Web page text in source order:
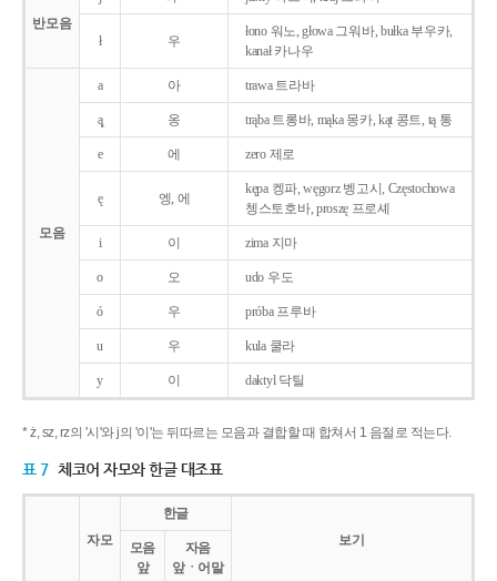
반모음
ł 우
łono 워노, głowa 그워바, bułka 부우카,
kanał 카나우
모음
a 아 trawa 트라바
ą̨ 옹 trąba 트롱바, mąka 몽카, kąt 콩트, tą 통
e 에 zero 제로
ę 엥, 에
kępa 켕파, węgorz 벵고시, Częstochowa
쳉스토호바, proszę 프로셰
i 이 zima 지마
o 오 udo 우도
ó 우 próba 프루바
u 우 kula 쿨라
y 이 daktyl 닥틸
* ż, sz, rz의 '시'와 j의 '이'는 뒤따르는 모음과 결합할 때 합쳐서 1 음절로 적는다.
표 7 체코어 자모와 한글 대조표
자모
한글
보기
모음
앞
자음
앞ㆍ어말